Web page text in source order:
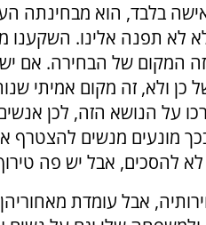
בלבד, הוא מבחינתה
לא תפנה אלינו. השקענו
זה המקום של הבחירה. אם
ולא, זה מקום אמיתי
על הנושא הזה, לכן
מונעים מנשים להצטרף
להסכים, אבל יש פה
אבל עומדת